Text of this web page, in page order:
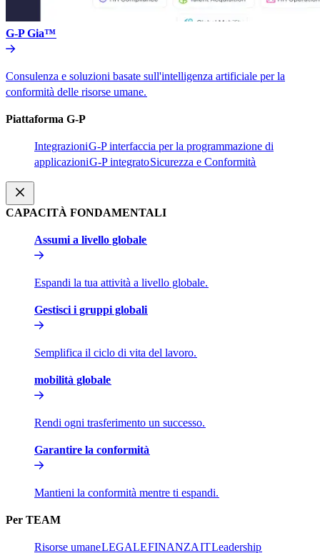
G-P Gia™​​
Consulenza e soluzioni basate sull'intelligenza artificiale per la
conformità delle risorse umane.​​
Piattaforma G-P​​
Integrazioni​​G-P interfaccia per la programmazione di
applicazioni​​G-P integrato​​Sicurezza e Conformità​​
CAPACITÀ FONDAMENTALI​​
Assumi a livello globale​​
Espandi la tua attività a livello globale.​​
Gestisci i gruppi globali​​
Semplifica il ciclo di vita del lavoro.​​
mobilità globale​​
Rendi ogni trasferimento un successo.​​
Garantire la conformità​​
Mantieni la conformità mentre ti espandi.​​
Per TEAM​​
Risorse umane​​LEGALE​​FINANZA​​IT​​Leadership​​